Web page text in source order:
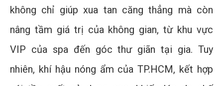
không chỉ giúp xua tan căng thẳng mà còn
nâng tầm giá trị của không gian, từ khu vực
VIP của spa đến góc thư giãn tại gia. Tuy
nhiên, khí hậu nóng ẩm của TP.HCM, kết hợp